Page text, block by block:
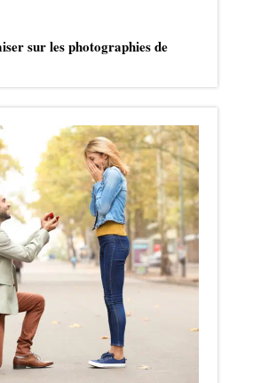
sur les photographies de